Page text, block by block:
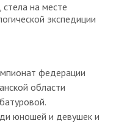
федерации
области
юношей и девушек и
стела на месте
экспедиции